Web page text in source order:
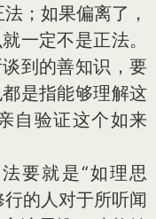
；如果偏离了，
一定不是正法。
到的善知识，要
是指能够理解这
自验证这个如来
要就是“如理思
的人对于所听闻